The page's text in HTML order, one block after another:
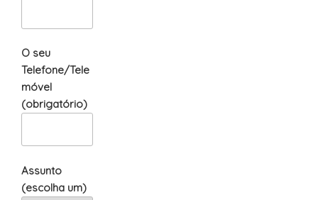
O seu
Telefone/Tele
móvel
(obrigatório)
Assunto
(escolha um)